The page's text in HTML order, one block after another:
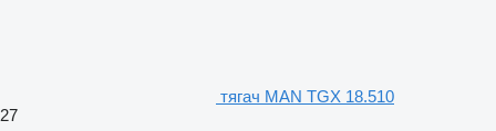
тягач MAN TGX 18.510
27